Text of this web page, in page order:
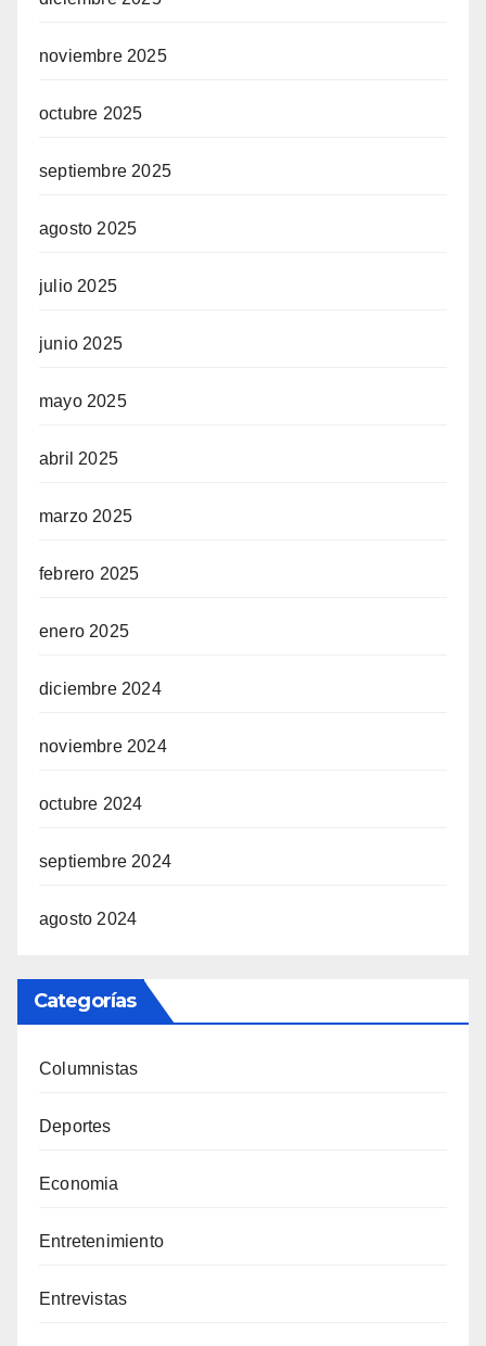
noviembre 2025
octubre 2025
septiembre 2025
agosto 2025
julio 2025
junio 2025
mayo 2025
abril 2025
marzo 2025
febrero 2025
enero 2025
diciembre 2024
noviembre 2024
octubre 2024
septiembre 2024
agosto 2024
Categorías
Columnistas
Deportes
Economia
Entretenimiento
Entrevistas